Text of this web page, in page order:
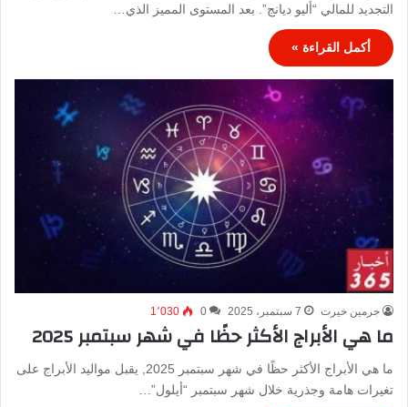
التجديد للمالي “أليو ديانج”. بعد المستوى المميز الذي…
أكمل القراءة »
جرمين خيرت 7 سبتمبر، 2025 0 1٬030
ما هي الأبراج الأكثر حظًا في شهر سبتمبر 2025
ما هي الأبراج الأكثر حظًا في شهر سبتمبر 2025, يقبل مواليد الأبراج على
تغيرات هامة وجذرية خلال شهر سبتمبر “أيلول”…